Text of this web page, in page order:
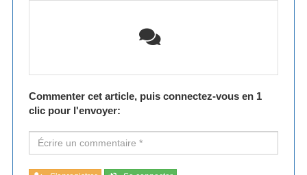
Commenter cet article, puis connectez-vous en 1
clic pour l'envoyer: